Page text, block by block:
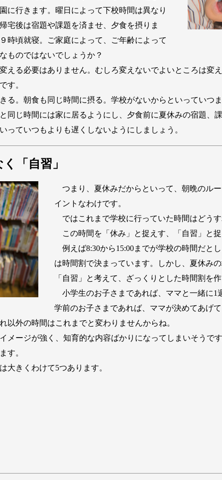
に行きます。曜日によって下校時間は異なり
宅後は宿題や課題を済ませ、夕食を摂りま
時頃就寝。ご家庭によって、ご年齢によって
ものではないでしょうか？
る必要はありません。むしろ変えないでよいところは変
す。
。朝食も同じ時間に摂る。学校がないからといっていつ
同じ時間には家に居るようにし、夕食前に夏休みの宿題、
っていつもよりも遅くしないようにしましょう。
「自習」
つまり、夏休みだからといって、朝晩のル
イントなわけです。
ではこれまで学校に行っていた時間はどう
この時間を「休み」と捉えす、「自習」と
例えば8:30から15:00までが学校の時間だと
は時間割で決まっています。しかし、夏休み
「自習」と考えて、ざっくりとした時間割を
小学生のお子さまであれば、ママと一緒に1
学前のお子さまであれば、ママが決めてあげ
以外の時間はこれまでと変わりませんからね。
ージが強く、知育的な内容ばかりになってしまいそうで
す。
きくわけて5つあります。